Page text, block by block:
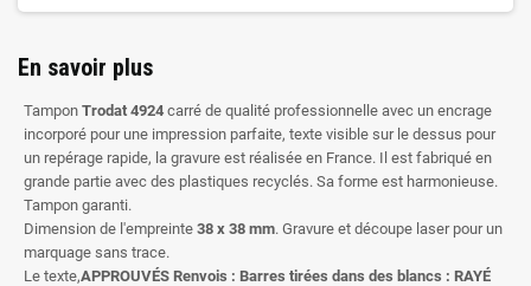
En savoir plus
Tampon Trodat 4924 carré de qualité professionnelle avec un encrage
incorporé pour une impression parfaite, texte visible sur le dessus pour
un repérage rapide, la gravure est réalisée en France. Il est fabriqué en
grande partie avec des plastiques recyclés. Sa forme est harmonieuse.
Tampon garanti.
Dimension de l'empreinte 38 x 38 mm. Gravure et découpe laser pour un
marquage sans trace.
Le texte,APPROUVÉS Renvois : Barres tirées dans des blancs : RAYÉ